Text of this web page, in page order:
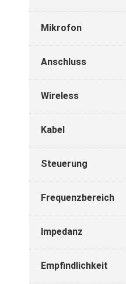
Mikrofon
Anschluss
Wireless
Kabel
Steuerung
Frequenzbereich
Impedanz
Empfindlichkeit